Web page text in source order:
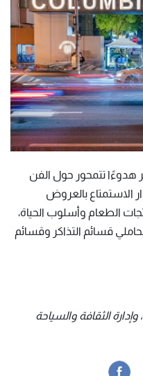
هدوءًا تتمحور حول الفن
الاستمتاع بالعروض
الطعام وأسلوب الحياة،
قسائم التذاكر وقسائم
وإدارة الثقافة والسياحة